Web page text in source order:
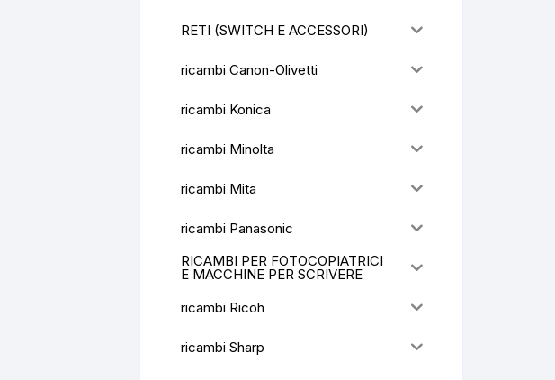
RETI (SWITCH E ACCESSORI)
ricambi Canon-Olivetti
ricambi Konica
ricambi Minolta
ricambi Mita
ricambi Panasonic
RICAMBI PER FOTOCOPIATRICI
E MACCHINE PER SCRIVERE
ricambi Ricoh
ricambi Sharp